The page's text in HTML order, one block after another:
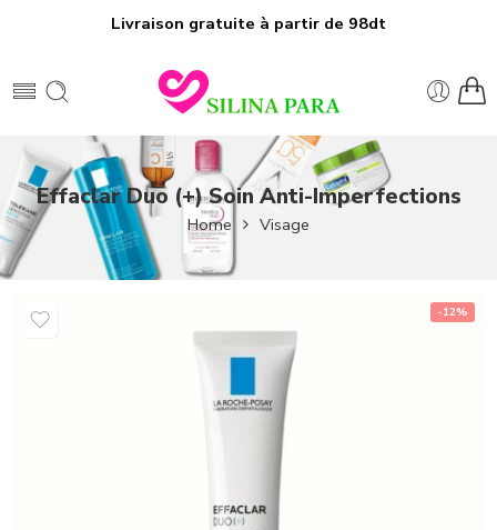
Livraison gratuite à partir de 98dt
Effaclar Duo (+) Soin Anti-Imperfections
Home Visage
-12%